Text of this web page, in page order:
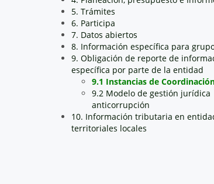
5. Trámites
6. Participa
7. Datos abiertos
8. Información específica para
9. Obligación de reporte de
específica por parte de la entidad
9.1 Instancias de
9.2 Modelo de gestión jurídica
anticorrupción
10. Información tributaria en
territoriales locales